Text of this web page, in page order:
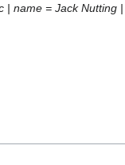
| name = Jack Nutting